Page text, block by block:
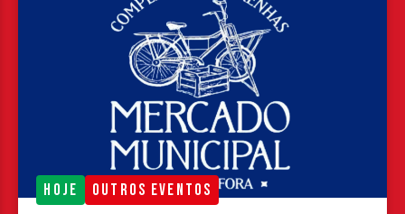
HOJE OUTROS EVENTOS